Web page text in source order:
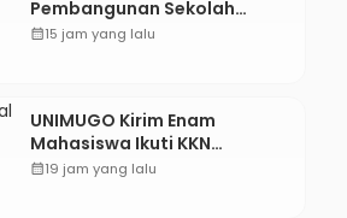
Pembangunan Sekolah
Rakyat Kebumen Ditargetkan
calendar_month15 jam yang lalu
UNIMUGO Kirim Enam
Mahasiswa Ikuti KKN
Internasional 2026 di ASEAN
calendar_month19 jam yang lalu